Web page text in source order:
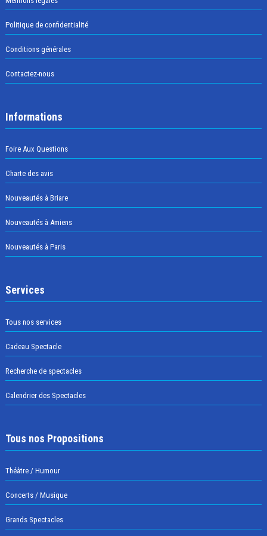
Politique de confidentialité
Conditions générales
Contactez-nous
Informations
Foire Aux Questions
Charte des avis
Nouveautés à Briare
Nouveautés à Amiens
Nouveautés à Paris
Services
Tous nos services
Cadeau Spectacle
Recherche de spectacles
Calendrier des Spectacles
Tous nos Propositions
Théâtre / Humour
Concerts / Musique
Grands Spectacles